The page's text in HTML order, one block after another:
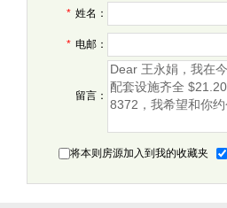
* 姓名：
* 电邮：
留言：
将本则房源加入到我的收藏夹